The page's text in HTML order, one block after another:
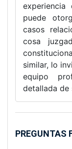
puede
casos
cosa
similar, lo
equipo
detallada de
PREGUNTAS